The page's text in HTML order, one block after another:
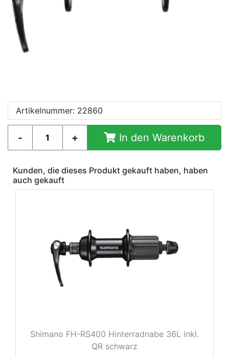
Artikelnummer: 22860
In den Warenkorb
Kunden, die dieses Produkt gekauft haben, haben
auch gekauft
Shimano FH-RS400 Hinterradnabe 36L inkl.
QR schwarz